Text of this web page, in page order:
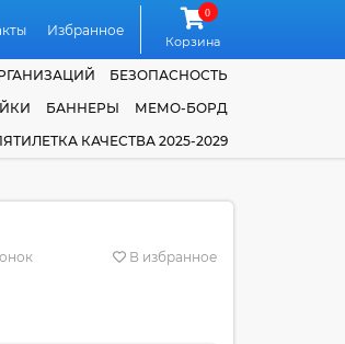
Избранное
0
Корзина
БЕЗОПАСНОСТЬ
БАННЕРЫ
МЕМО-БОРД
КАЧЕСТВА 2025-2029
В избранное